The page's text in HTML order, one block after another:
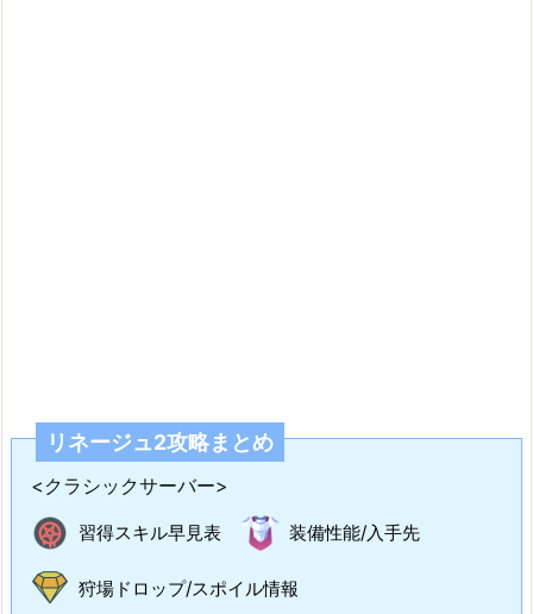
リネージュ2攻略まとめ
<クラシックサーバー>
習得スキル早見表 装備性能/入手先
狩場ドロップ/スポイル情報